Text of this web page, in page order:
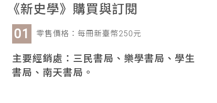
《新史學》購買與訂閱
零售價格：每冊新臺幣250元
主要經銷處：三民書局、樂學書局、學生
書局、南天書局。